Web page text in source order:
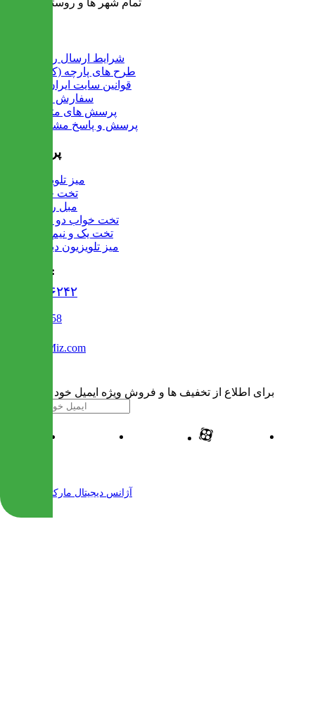
تمام شهر ها و روستاهای کشور
شرایط ارسال رایگان
طرح های پارچه (کالیته)
قوانین سایت ایران میز
سفارش عمده
پرسش های متداول
پرسش و پاسخ مشتریان
پرفروش ها
میز تلویزیون
تخت خواب
مبل راحتی
تخت خواب دو طبقه
تخت یک و نیم نفره
میز تلویزیون دیواری
تماس با ما :
۰۲۱۹۱۳۰۶۲۴۲
02122509458
Info@IranMiz.com
برای اطلاع از تخفیف ها و فروش ویژه ایمیل خود را وارد کنید
آژانس دیجیتال مارکتینگ مهرنت